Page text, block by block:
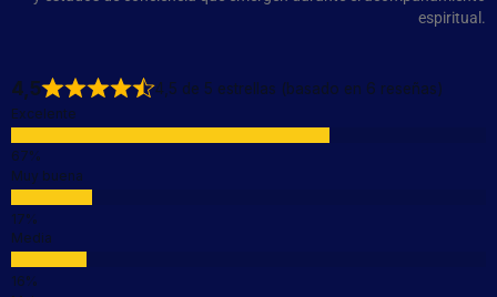
espiritual.
4,5 4,5 de 5 estrellas (basado en 6 reseñas)
Excelente
Muy buena
Media